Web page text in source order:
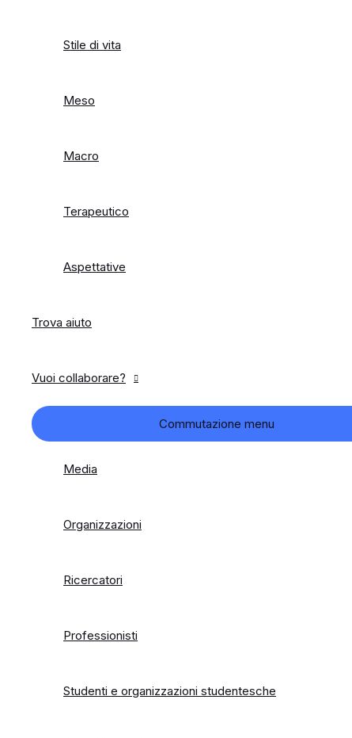
Stile di vita
Meso
Macro
Terapeutico
Aspettative
Trova aiuto
Vuoi collaborare?
Commutazione menu
Media
Organizzazioni
Ricercatori
Professionisti
Studenti e organizzazioni studentesche